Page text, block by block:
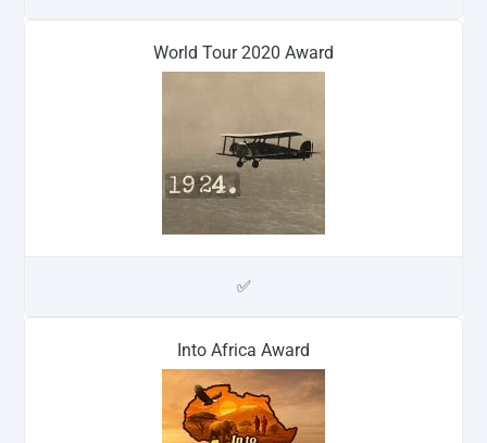
World Tour 2020 Award
✅
Into Africa Award